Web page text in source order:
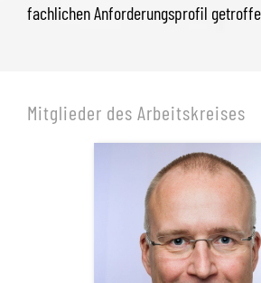
fachlichen Anforderungsprofil
Mitglieder des Arbeitskreises